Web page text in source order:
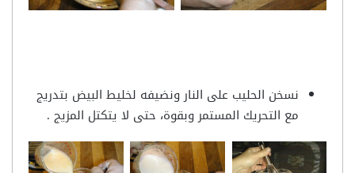
نسخن الحليب على النار ونضيفه لخليط البيض بتدريج
مع التحريك المستمر وبقوة، حتى لا يتكتل المزيج .